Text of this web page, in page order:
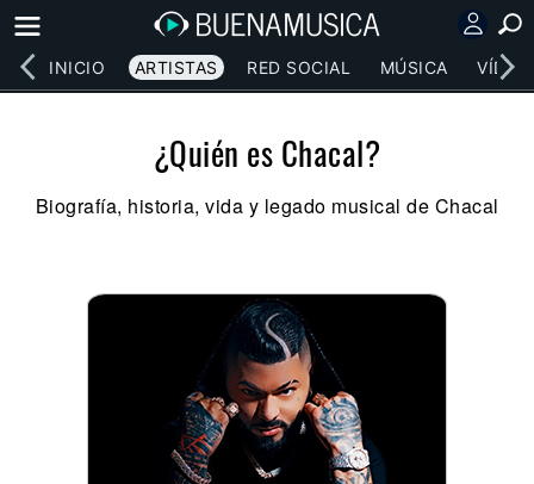
INICIO ARTISTAS RED SOCIAL MÚSICA
¿Quién es Chacal?
Biografía, historia, vida y legado musical de Chacal